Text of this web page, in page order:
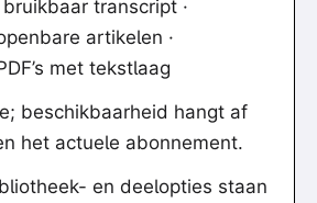
transcript ·
artikelen ·
met tekstlaag
beschikbaarheid hangt af
het actuele abonnement.
en deelopties staan